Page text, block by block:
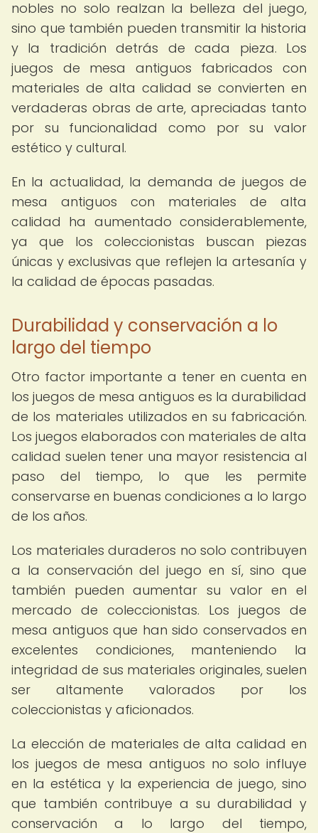
nobles no solo realzan la belleza del juego,
sino que también pueden transmitir la historia
y la tradición detrás de cada pieza. Los
juegos de mesa antiguos fabricados con
materiales de alta calidad se convierten en
verdaderas obras de arte, apreciadas tanto
por su funcionalidad como por su valor
estético y cultural.
En la actualidad, la demanda de juegos de
mesa antiguos con materiales de alta
calidad ha aumentado considerablemente,
ya que los coleccionistas buscan piezas
únicas y exclusivas que reflejen la artesanía y
la calidad de épocas pasadas.
Durabilidad y conservación a lo
largo del tiempo
Otro factor importante a tener en cuenta en
los juegos de mesa antiguos es la durabilidad
de los materiales utilizados en su fabricación.
Los juegos elaborados con materiales de alta
calidad suelen tener una mayor resistencia al
paso del tiempo, lo que les permite
conservarse en buenas condiciones a lo largo
de los años.
Los materiales duraderos no solo contribuyen
a la conservación del juego en sí, sino que
también pueden aumentar su valor en el
mercado de coleccionistas. Los juegos de
mesa antiguos que han sido conservados en
excelentes condiciones, manteniendo la
integridad de sus materiales originales, suelen
ser altamente valorados por los
coleccionistas y aficionados.
La elección de materiales de alta calidad en
los juegos de mesa antiguos no solo influye
en la estética y la experiencia de juego, sino
que también contribuye a su durabilidad y
conservación a lo largo del tiempo,